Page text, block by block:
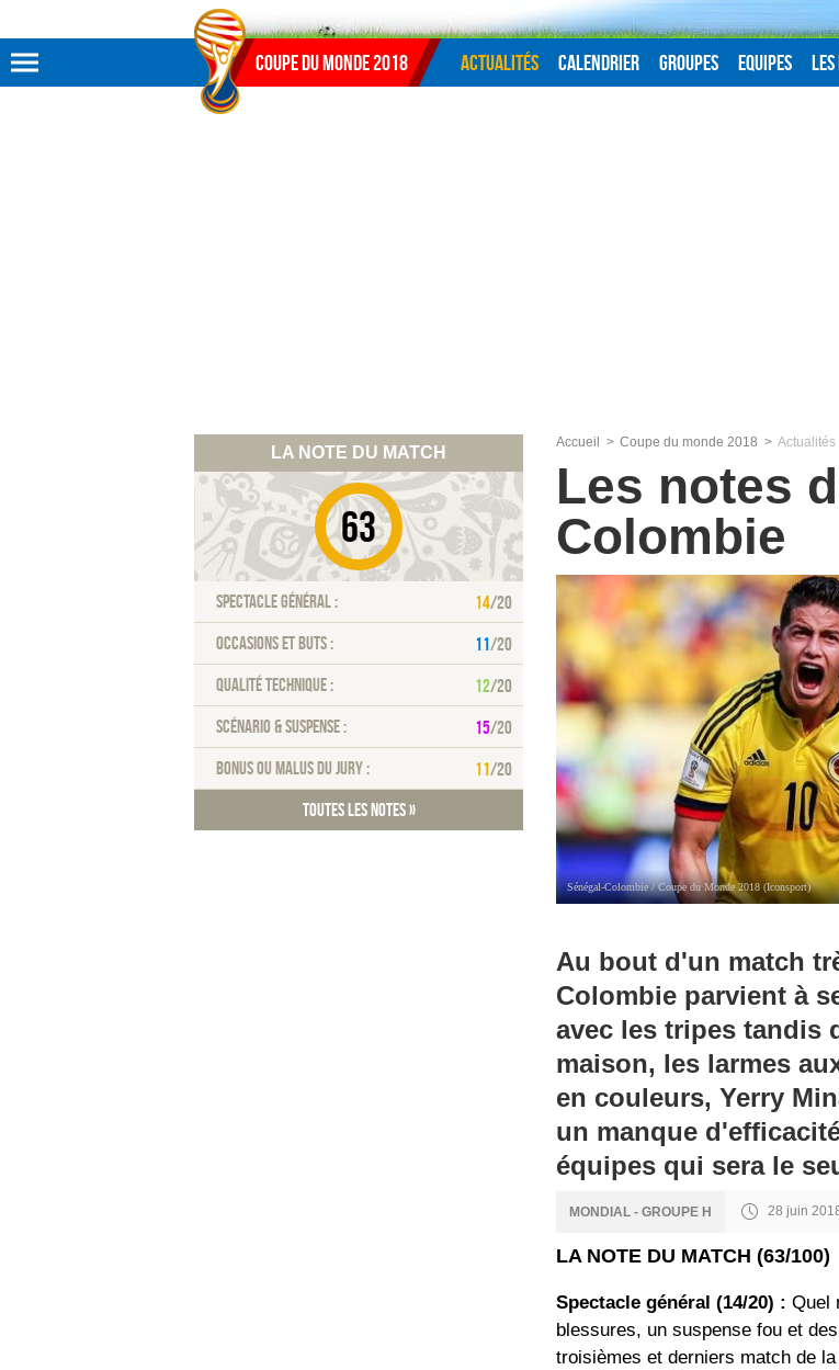
Aller au menu
Coupe du monde 2018 Actualités Calendrier Groupes Equipes
LA NOTE DU MATCH
63
Spectacle général : 14/20
Occasions et buts : 11/20
Qualité technique : 12/20
Scénario & Suspense : 15/20
Bonus ou malus du jury : 11/20
Toutes les notes »
Accueil Coupe du monde 2018 Actualités
Les notes
Colombie
Sénégal-Colombie / Coupe du Monde 2018 (Iconsport)
Au bout d'un match
Colombie parvient à
avec les tripes tandis
maison, les larmes
en couleurs, Yerry
un manque
équipes qui sera le
MONDIAL - GROUPE H 28 juin
LA NOTE DU MATCH (63/100)
Spectacle général (14/20) : Quel
blessures, un suspense fou et
troisièmes et derniers match de